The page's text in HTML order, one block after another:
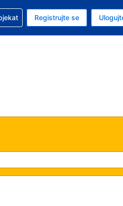
dinar
je Srpskom
sa rezervacijom
Registrujte se